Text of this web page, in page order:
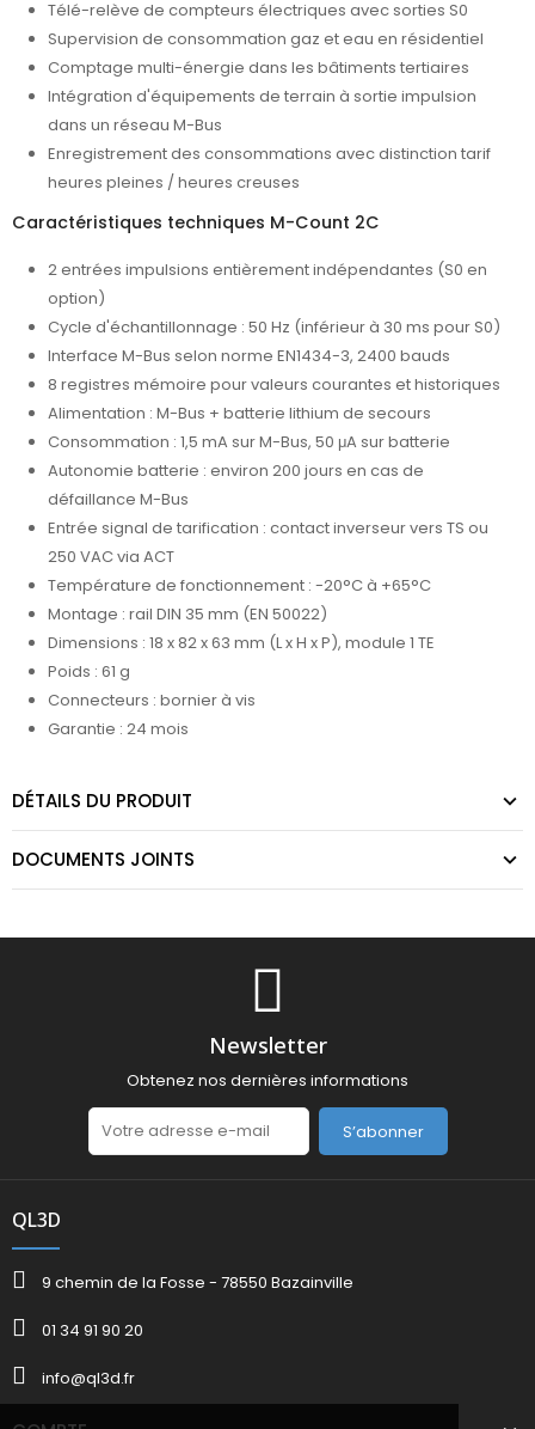
Télé-relève de compteurs électriques avec sorties S0
Supervision de consommation gaz et eau en résidentiel
Comptage multi-énergie dans les bâtiments tertiaires
Intégration d'équipements de terrain à sortie impulsion
dans un réseau M-Bus
Enregistrement des consommations avec distinction tarif
heures pleines / heures creuses
Caractéristiques techniques M-Count 2C
2 entrées impulsions entièrement indépendantes (S0 en
option)
Cycle d'échantillonnage : 50 Hz (inférieur à 30 ms pour S0)
Interface M-Bus selon norme EN1434-3, 2400 bauds
8 registres mémoire pour valeurs courantes et historiques
Alimentation : M-Bus + batterie lithium de secours
Consommation : 1,5 mA sur M-Bus, 50 μA sur batterie
Autonomie batterie : environ 200 jours en cas de
défaillance M-Bus
Entrée signal de tarification : contact inverseur vers TS ou
250 VAC via ACT
Température de fonctionnement : -20°C à +65°C
Montage : rail DIN 35 mm (EN 50022)
Dimensions : 18 x 82 x 63 mm (L x H x P), module 1 TE
Poids : 61 g
Connecteurs : bornier à vis
Garantie : 24 mois
DÉTAILS DU PRODUIT
DOCUMENTS JOINTS
Newsletter
Obtenez nos dernières informations
S’abonner
QL3D
9 chemin de la Fosse - 78550 Bazainville
01 34 91 90 20
info@ql3d.fr